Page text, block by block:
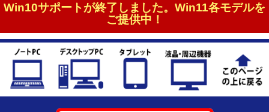
Win10サポートが終了しました。Win11各モデルを
ご提供中！